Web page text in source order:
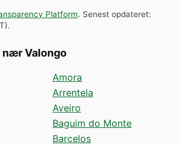
Platform. Senest opdateret:
).
nær Valongo
Amora
Arrentela
Aveiro
Baguim do Monte
Barcelos